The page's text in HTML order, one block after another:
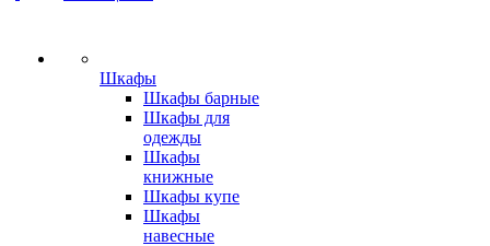
Шкафы
Шкафы барные
Шкафы для
одежды
Шкафы
книжные
Шкафы купе
Шкафы
навесные